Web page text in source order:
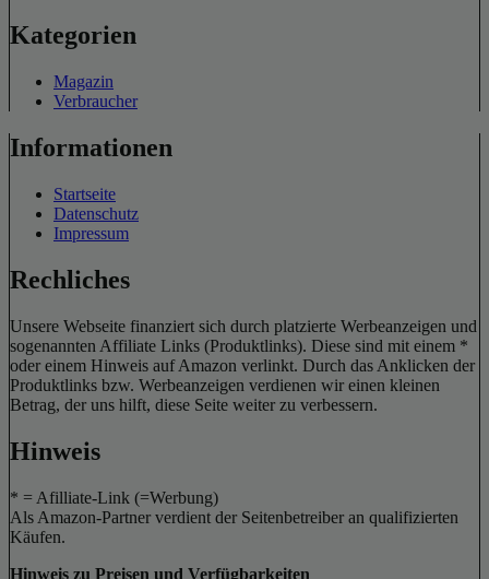
Kategorien
Magazin
Verbraucher
Informationen
Startseite
Datenschutz
Impressum
Rechliches
Unsere Webseite finanziert sich durch platzierte Werbeanzeigen und
sogenannten Affiliate Links (Produktlinks). Diese sind mit einem *
oder einem Hinweis auf Amazon verlinkt. Durch das Anklicken der
Produktlinks bzw. Werbeanzeigen verdienen wir einen kleinen
Betrag, der uns hilft, diese Seite weiter zu verbessern.
Hinweis
* = Afilliate-Link (=Werbung)
Als Amazon-Partner verdient der Seitenbetreiber an qualifizierten
Käufen.
Hinweis zu Preisen und Verfügbarkeiten